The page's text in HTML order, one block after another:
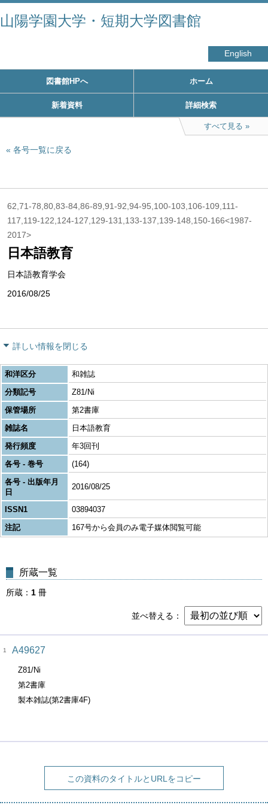
山陽学園大学・短期大学図書館
English
図書館HPへ ホーム
新着資料 詳細検索
すべて見る
各号一覧に戻る
62,71-78,80,83-84,86-89,91-92,94-95,100-103,106-109,111-
117,119-122,124-127,129-131,133-137,139-148,150-166<1987-
2017>
日本語教育
日本語教育学会
2016/08/25
詳しい情報を閉じる
和洋区分
和雑誌
分類記号
Z81/Ni
保管場所
第2書庫
雑誌名
日本語教育
発行頻度
年3回刊
各号 - 巻号
(164)
各号 - 出版年月
日
2016/08/25
ISSN1
03894037
注記
167号から会員のみ電子媒体閲覧可能
所蔵一覧
所蔵 1 冊
並べ替える
1 A49627
Z81/Ni
第2書庫
製本雑誌(第2書庫4F)
この資料のタイトルとURLをコピー